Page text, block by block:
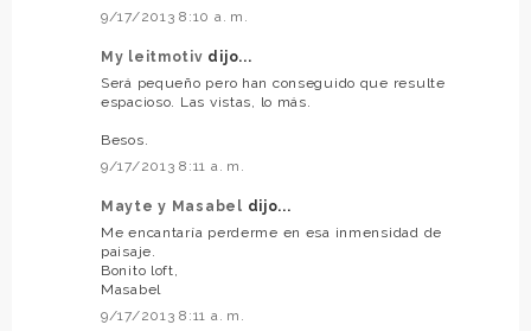
9/17/2013 8:10 a. m.
My leitmotiv dijo...
Será pequeño pero han conseguido que resulte
espacioso. Las vistas, lo más.
Besos.
9/17/2013 8:11 a. m.
Mayte y Masabel dijo...
Me encantaría perderme en esa inmensidad de
paisaje.
Bonito loft,
Masabel
9/17/2013 8:11 a. m.